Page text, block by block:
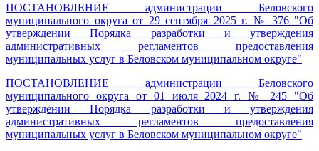
ПОСТАНОВЛЕНИЕ администрации Беловского
муниципального округа от 29 сентября 2025 г. № 376 "Об
утверждении Порядка разработки и утверждения
административных регламентов предоставления
муниципальных услуг в Беловском муниципальном округе"
ПОСТАНОВЛЕНИЕ администрации Беловского
муниципального округа от 01 июля 2024 г. № 245 "Об
утверждении Порядка разработки и утверждения
административных регламентов предоставления
муниципальных услуг в Беловском муниципальном округе"